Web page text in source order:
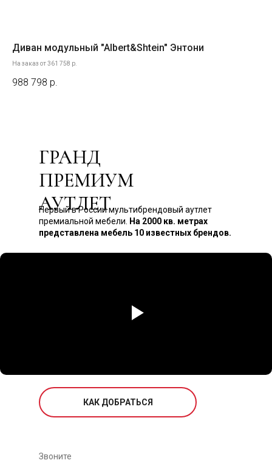
Диван модульный "Albert&Shtein" Энтони
На заказ от 361 758 р.
988 798 р.
ГРАНД
ПРЕМИУМ
АУТЛЕТ
Первый в России мультибрендовый аутлет
премиальной мебели. На 2000 кв. метрах
представлена мебель 10 известных брендов.
КАК ДОБРАТЬСЯ
Звоните